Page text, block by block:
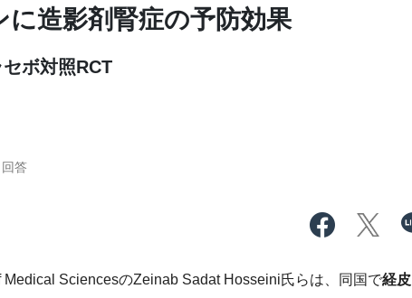
造影剤腎症の予防効果
ボ対照RCT
答
SciencesのZeinab Sadat Hosseini氏らは、同国で経皮